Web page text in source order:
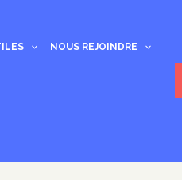
NOUS REJOINDRE